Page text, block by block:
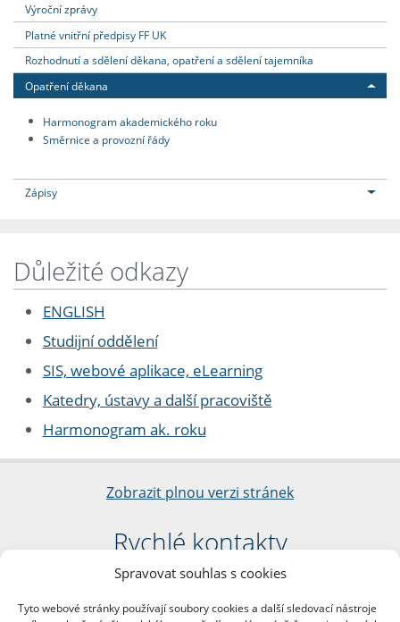
Spravovat souhlas s cookies
Tyto webové stránky používají soubory cookies a další sledovací nástroje
Výroční zprávy
Platné vnitřní předpisy FF UK
Rozhodnutí a sdělení děkana, opatření a sdělení tajemníka
Opatření děkana
Harmonogram akademického roku
Směrnice a provozní řády
Zápisy
Důležité odkazy
ENGLISH
Studijní oddělení
SIS, webové aplikace, eLearning
Katedry, ústavy a další pracoviště
Harmonogram ak. roku
Zobrazit plnou verzi stránek
Rychlé kontakty
Filozofická fakulta
nám. Jana Palacha 1/2